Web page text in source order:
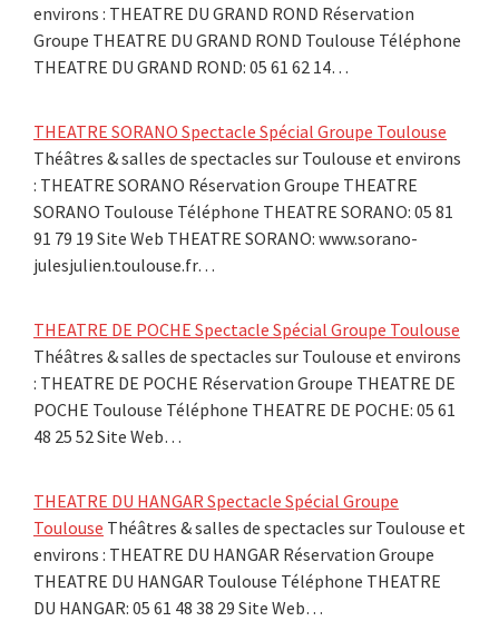
environs : THEATRE DU GRAND ROND Réservation
Groupe THEATRE DU GRAND ROND Toulouse Téléphone
THEATRE DU GRAND ROND: 05 61 62 14…
THEATRE SORANO Spectacle Spécial Groupe Toulouse
Théâtres & salles de spectacles sur Toulouse et environs
: THEATRE SORANO Réservation Groupe THEATRE
SORANO Toulouse Téléphone THEATRE SORANO: 05 81
91 79 19 Site Web THEATRE SORANO: www.sorano-
julesjulien.toulouse.fr…
THEATRE DE POCHE Spectacle Spécial Groupe Toulouse
Théâtres & salles de spectacles sur Toulouse et environs
: THEATRE DE POCHE Réservation Groupe THEATRE DE
POCHE Toulouse Téléphone THEATRE DE POCHE: 05 61
48 25 52 Site Web…
THEATRE DU HANGAR Spectacle Spécial Groupe
Toulouse Théâtres & salles de spectacles sur Toulouse et
environs : THEATRE DU HANGAR Réservation Groupe
THEATRE DU HANGAR Toulouse Téléphone THEATRE
DU HANGAR: 05 61 48 38 29 Site Web…